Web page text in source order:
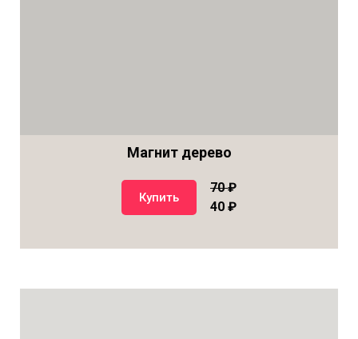
Магнит дерево
Купить
70₽
40 ₽